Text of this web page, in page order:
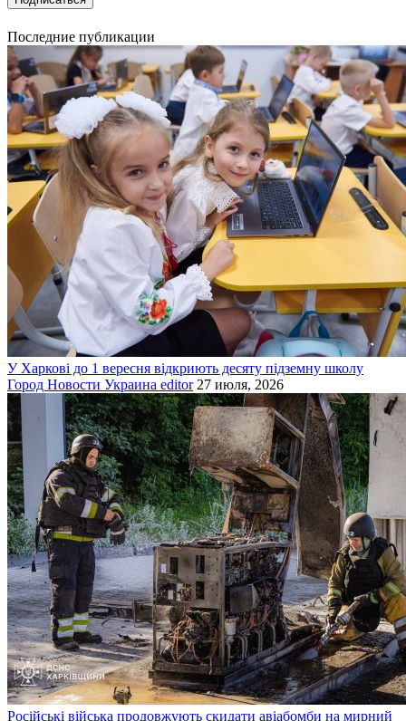
Последние публикации
У Харкові до 1 вересня відкриють десяту підземну школу
Город Новости Украина editor 27 июля, 2026
Російські війська продовжують скидати авіабомби на мирний